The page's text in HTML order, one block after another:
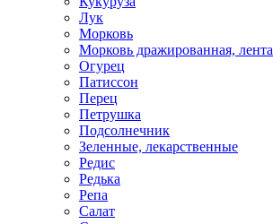
Лук
Морковь
Морковь дражированная, лента
Огурец
Патиссон
Перец
Петрушка
Подсолнечник
Зеленные, лекарственные
Редис
Редька
Репа
Салат